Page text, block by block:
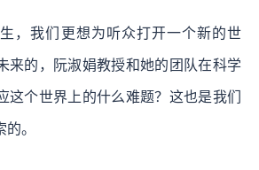
，我们更想为听众打开一个新的世
来的，阮淑娟教授和她的团队在科学
这个世界上的什么难题？这也是我们
。